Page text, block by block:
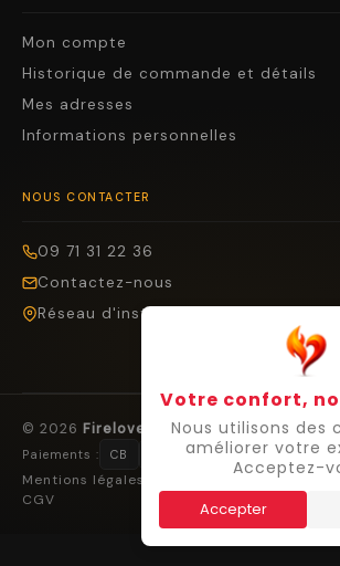
Mon compte
Historique de commande et détails
Mes adresses
Informations personnelles
NOUS CONTACTER
09 71 31 22 36
Contactez-nous
Réseau d'installateurs
© 2026 Firelovers — Tous droits réservés.
Paiements : CB Mastercard
Mentions légales Cookies
CGV
Votre confort,
Nous utilisons des
améliorer votre
Acceptez-
Accepter